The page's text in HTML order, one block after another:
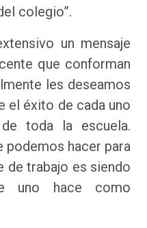
colegio”.
un mensaje
que conforman
les deseamos
el éxito de cada uno
toda la escuela.
podemos hacer para
de trabajo es siendo
uno hace como